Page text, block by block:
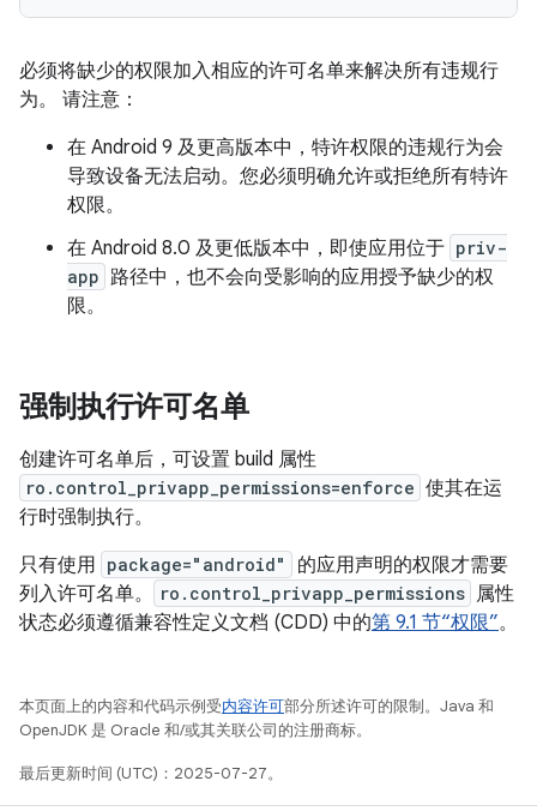
必须将缺少的权限加入相应的许可名单来解决所有违规行
为。 请注意：
在 Android 9 及更高版本中，特许权限的违规行为会
导致设备无法启动。您必须明确允许或拒绝所有特许
权限。
在 Android 8.0 及更低版本中，即使应用位于 priv-
app 路径中，也不会向受影响的应用授予缺少的权
限。
强制执行许可名单
创建许可名单后，可设置 build 属性
ro.control_privapp_permissions=enforce 使其在运
行时强制执行。
只有使用 package="android"
的应用声明的权限才需要
列入许可名单。
ro.control_privapp_permissions 属性
状态必须遵循兼容性定义文档 (CDD) 中的第 9.1 节“权限”。
本页面上的内容和代码示例受内容许可部分所述许可的限制。Java 和
OpenJDK 是 Oracle 和/或其关联公司的注册商标。
最后更新时间 (UTC)：2025-07-27。